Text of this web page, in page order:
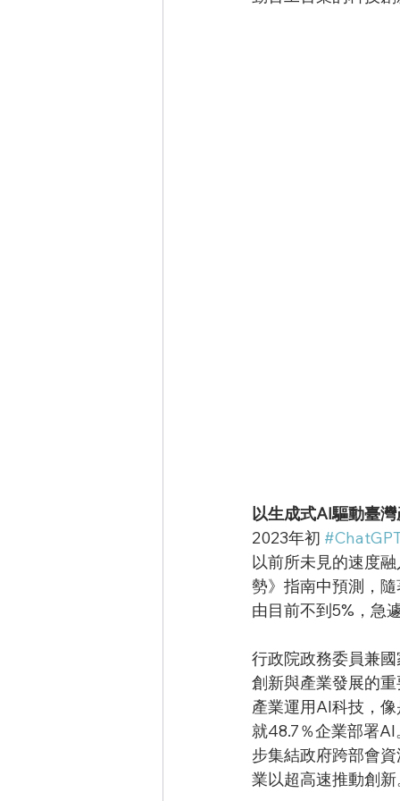
以生成式AI驅動臺
2023年初
以前所未見的速度
勢》指南中預測，
由目前不到5%，急
行政院政務委員兼
創新與產業發展的
產業運用AI科技，
就48.7％企業部署
步集結政府跨部會
業以超高速推動創